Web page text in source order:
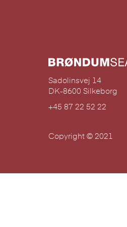
Sadolinsvej 14
DK-8600 Silkeborg
+45 87 22 52 22
Copyright © 2021